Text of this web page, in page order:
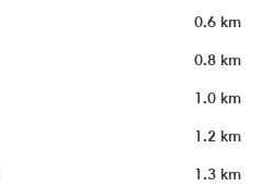
0.6 km
0.8 km
1.0 km
1.2 km
1.3 km